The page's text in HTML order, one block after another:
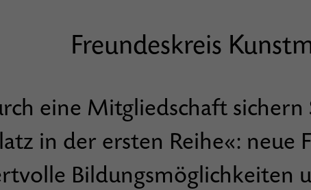
Freundeskreis
eine Mitgliedschaft sichern
in der ersten Reihe«: neue
Bildungsmöglichkeiten